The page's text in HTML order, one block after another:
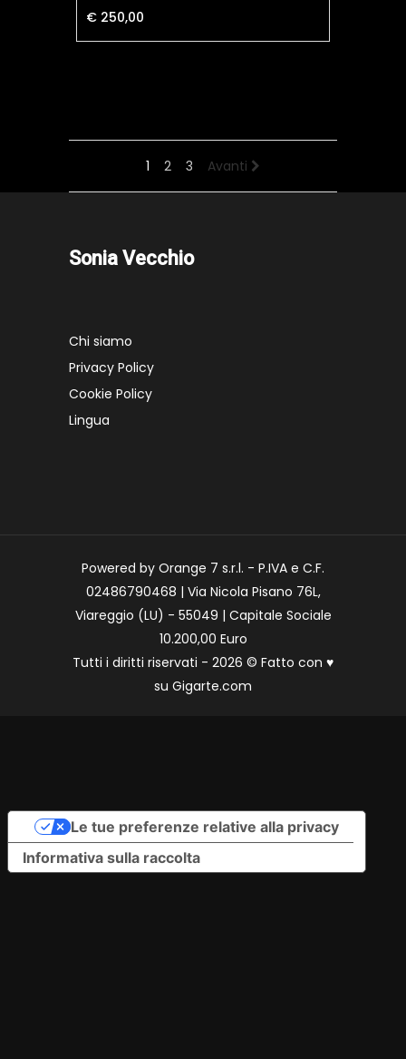
€ 250,00
1 2 3 Avanti
Sonia Vecchio
Chi siamo
Privacy Policy
Cookie Policy
Lingua
Powered by Orange 7 s.r.l. - P.IVA e C.F.
02486790468 | Via Nicola Pisano 76L,
Viareggio (LU) - 55049 | Capitale Sociale
10.200,00 Euro
Tutti i diritti riservati - 2026 © Fatto con ♥
su Gigarte.com
Informativa sulla raccolta
Le tue preferenze relative alla privacy